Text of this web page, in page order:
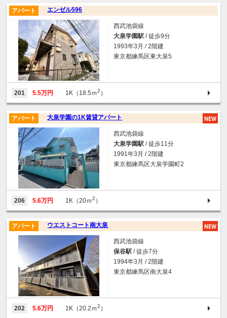
エンゼル596
アパート
西武池袋線
大泉学園駅 / 徒歩9分
1993年3月 / 2階建
東京都練馬区東大泉5
201 5.5万円 1K（18.5ｍ2 ）
大泉学園の1K賃貸アパート
アパート
西武池袋線
大泉学園駅 / 徒歩11分
1991年3月 / 2階建
東京都練馬区大泉学園町2
206 5.6万円 1K（20ｍ2 ）
ウエストコート南大泉
アパート
西武池袋線
保谷駅 / 徒歩7分
1994年3月 / 2階建
東京都練馬区南大泉4
202 5.6万円 1K（20.2ｍ2 ）